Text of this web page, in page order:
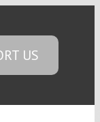
US